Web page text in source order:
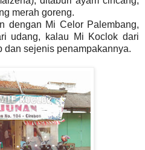
merah goreng.
dengan Mi Celor Palembang,
udang, kalau Mi Koclok dari
dan sejenis penampakannya.